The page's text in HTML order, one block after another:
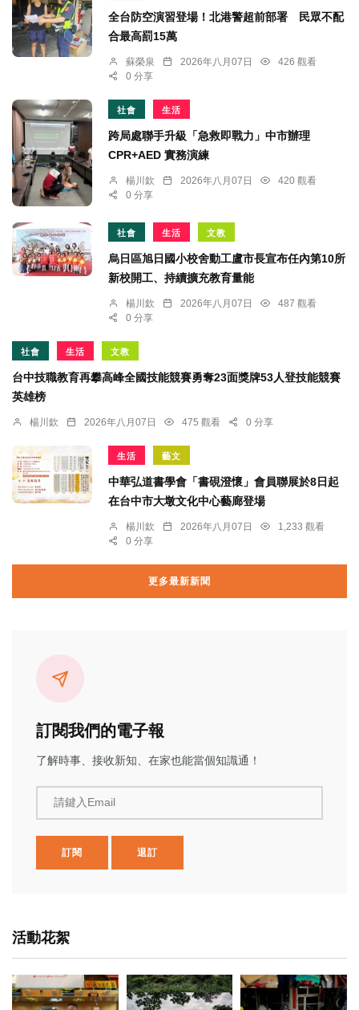
全台防空演習登場！北港警超前部署 民眾不配
合最高罰15萬
蘇榮泉 2026年八月07日
426 觀看
0 分享
社會 生活
跨局處聯手升級「急救即戰力」中市辦理
CPR+AED 實務演練
楊川欽 2026年八月07日
420 觀看
0 分享
社會 生活 文教
烏日區旭日國小校舍動工盧市長宣布任內第10所
新校開工、持續擴充教育量能
楊川欽 2026年八月07日
487 觀看
0 分享
社會 生活 文教
台中技職教育再攀高峰全國技能競賽勇奪23面獎牌53人登技能競賽
英雄榜
楊川欽 2026年八月07日 475 觀看 0 分享
生活 藝文
中華弘道書學會「書硯澄懷」會員聯展於8日起
在台中市大墩文化中心藝廊登場
楊川欽 2026年八月07日
1,233 觀看
0 分享
更多最新新聞
訂閱我們的電子報
了解時事、接收新知、在家也能當個知識通！
請鍵入Email
訂閱 退訂
活動花絮